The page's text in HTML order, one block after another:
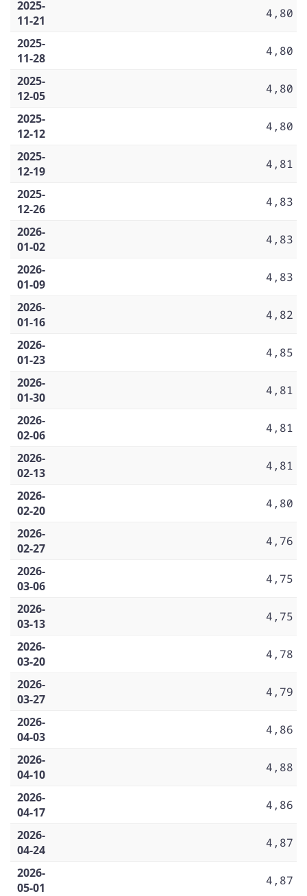
2025-
11-21
4,80
2025-
11-28
4,80
2025-
12-05
4,80
2025-
12-12
4,80
2025-
12-19
4,81
2025-
12-26
4,83
2026-
01-02
4,83
2026-
01-09
4,83
2026-
01-16
4,82
2026-
01-23
4,85
2026-
01-30
4,81
2026-
02-06
4,81
2026-
02-13
4,81
2026-
02-20
4,80
2026-
02-27
4,76
2026-
03-06
4,75
2026-
03-13
4,75
2026-
03-20
4,78
2026-
03-27
4,79
2026-
04-03
4,86
2026-
04-10
4,88
2026-
04-17
4,86
2026-
04-24
4,87
2026-
05-01
4,87